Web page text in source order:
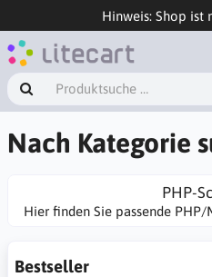
Hinweis: Shop ist
Nach Kategorie
PHP-
Hier finden Sie passende
Bestseller